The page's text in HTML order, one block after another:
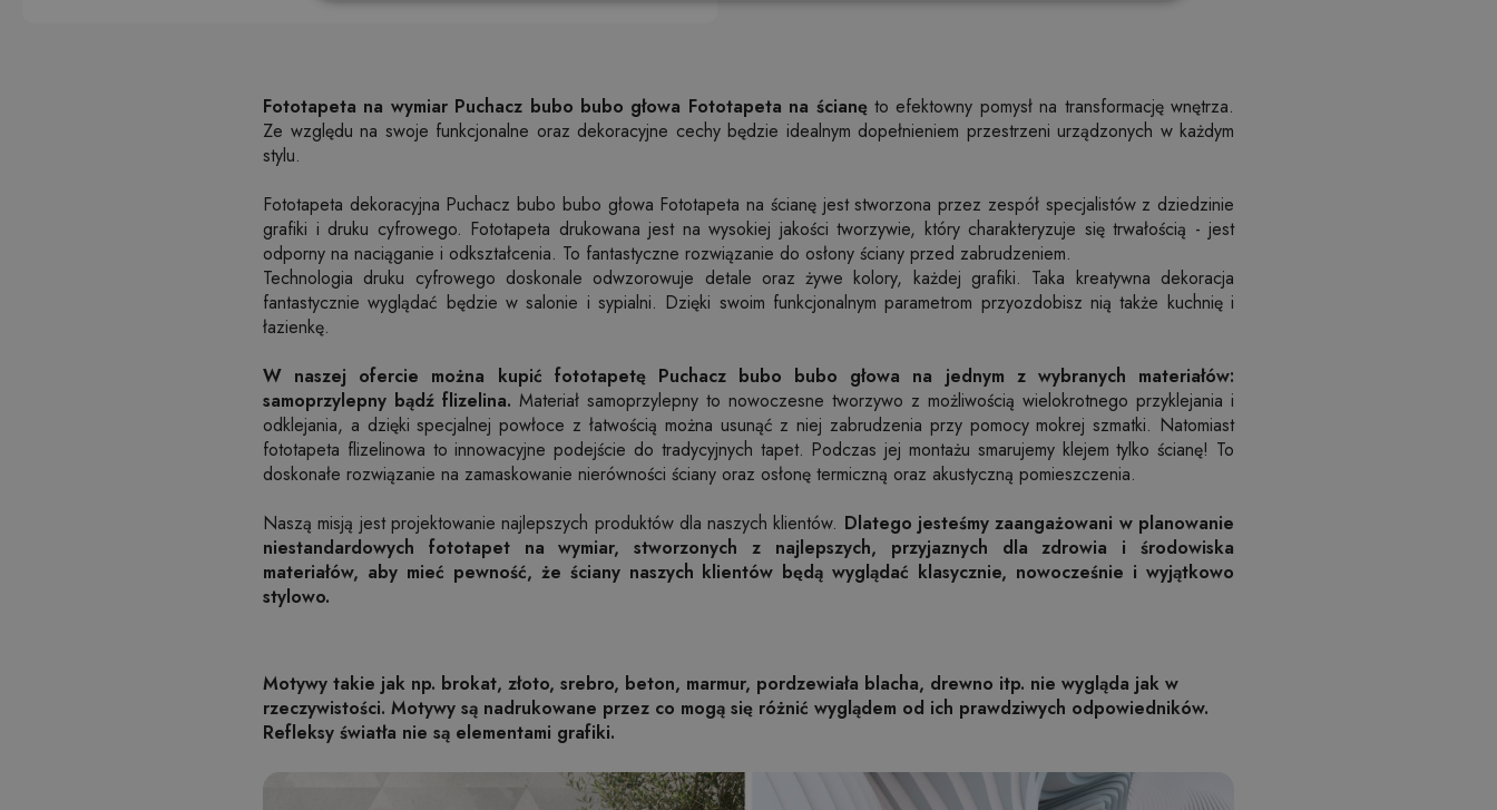
Fototapeta na wymiar Puchacz bubo bubo głowa Fototapeta na ścianęto efektowny pomysł na transformację wnętrza.
Ze względu na swoje funkcjonalne oraz dekoracyjne cechy będzie idealnym dopełnieniem przestrzeni urządzonych w każdym
stylu.
Fototapeta dekoracyjna Puchacz bubo bubo głowa Fototapeta na ścianę jest stworzona przez zespół specjalistów z dziedzinie
grafiki i druku cyfrowego. Fototapeta drukowana jest na wysokiej jakości tworzywie, który charakteryzuje się trwałością - jest
odporny na naciąganie i odkształcenia. To fantastyczne rozwiązanie do osłony ściany przed zabrudzeniem.
Technologia druku cyfrowego doskonale odwzorowuje detale oraz żywe kolory, każdej grafiki. Taka kreatywna dekoracja
fantastycznie wyglądać będzie w salonie i sypialni. Dzięki swoim funkcjonalnym parametrom przyozdobisz nią także kuchnię i
łazienkę.
W naszej ofercie można kupić fototapetę Puchacz bubo bubo głowa na jednym z wybranych materiałów:
samoprzylepny bądź flizelina. Materiał samoprzylepny to nowoczesne tworzywo z możliwością wielokrotnego przyklejania i
odklejania, a dzięki specjalnej powłoce z łatwością można usunąć z niej zabrudzenia przy pomocy mokrej szmatki. Natomiast
fototapeta flizelinowa to innowacyjne podejście do tradycyjnych tapet. Podczas jej montażu smarujemy klejem tylko ścianę! To
doskonałe rozwiązanie na zamaskowanie nierówności ściany oraz osłonę termiczną oraz akustyczną pomieszczenia.
Naszą misją jest projektowanie najlepszych produktów dla naszych klientów. Dlatego jesteśmy zaangażowani w planowanie
niestandardowych fototapet na wymiar, stworzonych z najlepszych, przyjaznych dla zdrowia i środowiska
materiałów, aby mieć pewność, że ściany naszych klientów będą wyglądać klasycznie, nowocześnie i wyjątkowo
stylowo.
Motywy takie jak np. brokat, złoto, srebro, beton, marmur, pordzewiała blacha, drewno itp. nie wygląda jak w
rzeczywistości. Motywy są nadrukowane przez co mogą się różnić wyglądem od ich prawdziwych odpowiedników.
Refleksy światła nie są elementami grafiki.